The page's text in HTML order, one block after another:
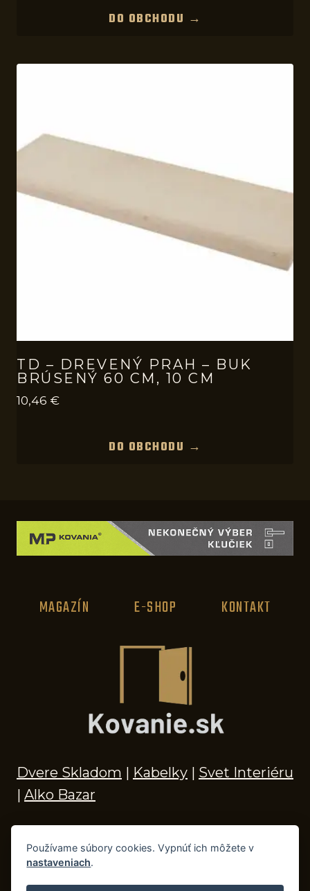
DO OBCHODU →
TD – DREVENÝ PRAH – BUK
BRÚSENÝ 60 CM, 10 CM
10,46 €
DO OBCHODU →
MAGAZÍN E-SHOP KONTAKT
Dvere Skladom | Kabelky | Svet Interiéru
| Alko Bazar
© 2026 Kľučky na dvere, madlá, kovania,
Používame súbory cookies. Vypnúť ich môžete v
nastaveniach.